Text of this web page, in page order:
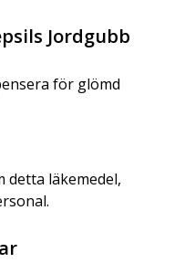
Jordgubb
för glömd
läkemedel,